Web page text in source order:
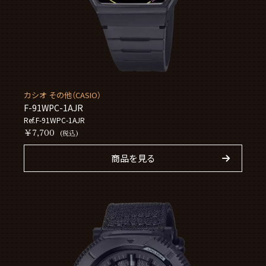
カシオ その他（CASIO）
F-91WPC-1AJR
Ref.F-91WPC-1AJR
￥7,700 (税込)
商品を見る